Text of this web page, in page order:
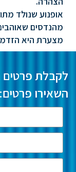
אופנוע שנולד
מהנדסים
מצערת היא
לקבלת פרטים
השאירו פרטים: